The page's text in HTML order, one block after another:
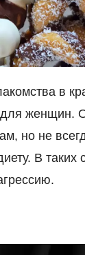
в
женщин.
но не
В таких